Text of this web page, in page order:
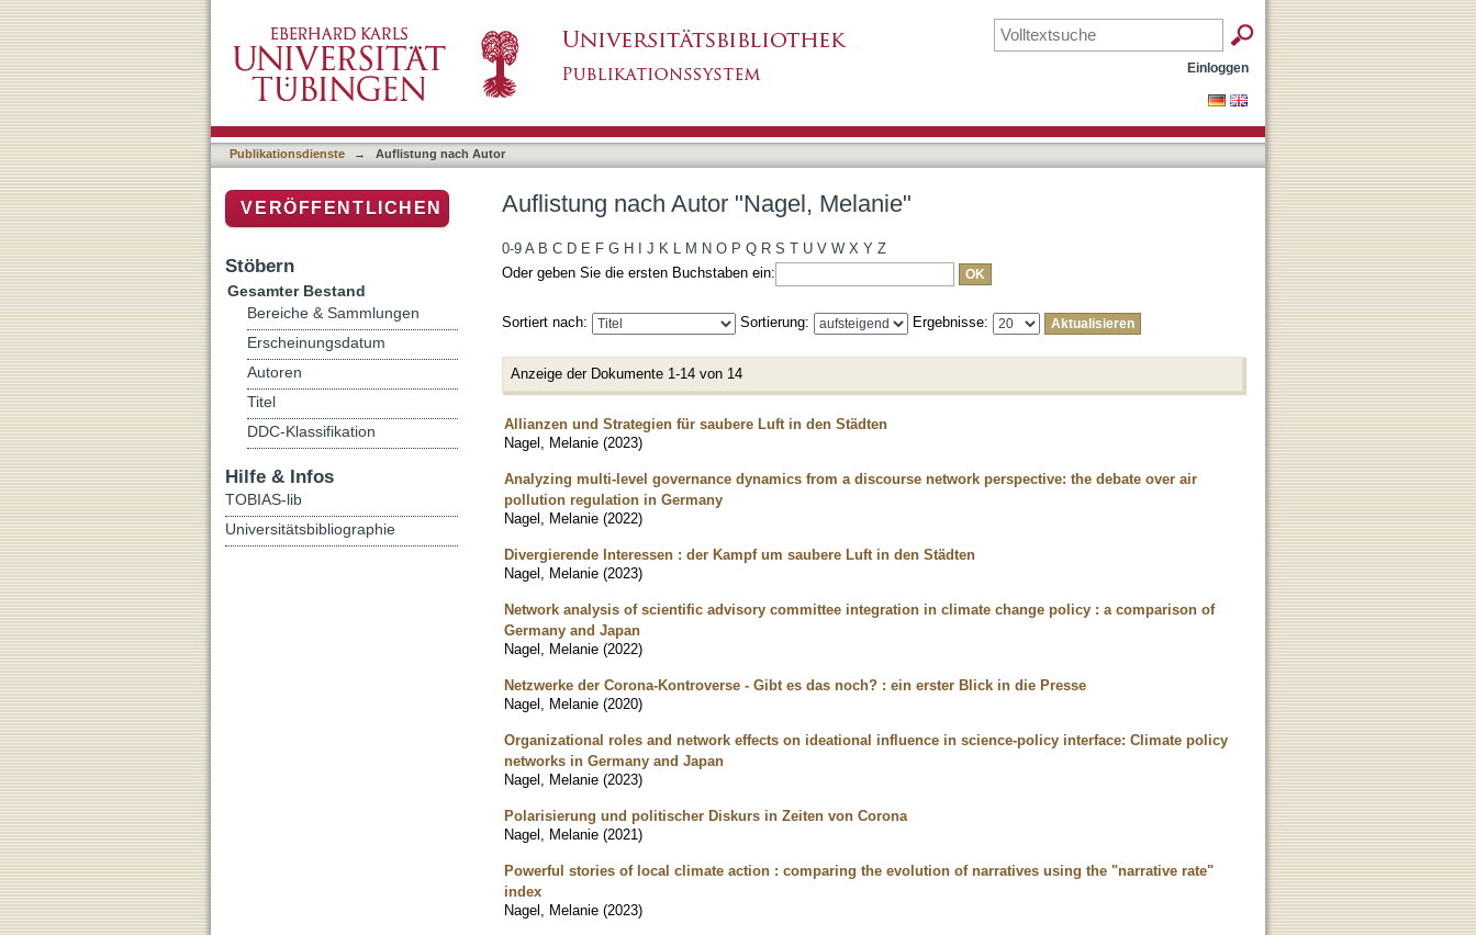
Einloggen
Publikationsdienste → Auflistung nach Autor
Auflistung nach Autor "Nagel, Melanie"
0-9 A B C D E F G H J K L M N O P Q R S T U V W X Y Z
Oder geben Sie die ersten Buchstaben ein:
Sortiert nach: Sortierung: Ergebnisse:
Anzeige der Dokumente 1-14 von 14
Allianzen und Strategien für saubere Luft in den Städten
Nagel, Melanie (2023)
Analyzing multi-level governance dynamics from a discourse network perspective: the debate over air
pollution regulation in Germany
Nagel, Melanie (2022)
Divergierende Interessen : der Kampf um saubere Luft in den Städten
Nagel, Melanie (2023)
Network analysis of scientific advisory committee integration in climate change policy : a comparison of
Germany and Japan
Nagel, Melanie (2022)
Netzwerke der Corona-Kontroverse - Gibt es das noch? : ein erster Blick in die Presse
Nagel, Melanie (2020)
Organizational roles and network effects on ideational influence in science-policy interface: Climate policy
networks in Germany and Japan
Nagel, Melanie (2023)
Polarisierung und politischer Diskurs in Zeiten von Corona
Nagel, Melanie (2021)
Powerful stories of local climate action : comparing the evolution of narratives using the "narrative rate"
index
Nagel, Melanie (2023)
VERÖFFENTLICHEN
Stöbern
Gesamter Bestand
Bereiche & Sammlungen
Erscheinungsdatum
Autoren
Titel
DDC-Klassifikation
Hilfe & Infos
TOBIAS-lib
Universitätsbibliographie